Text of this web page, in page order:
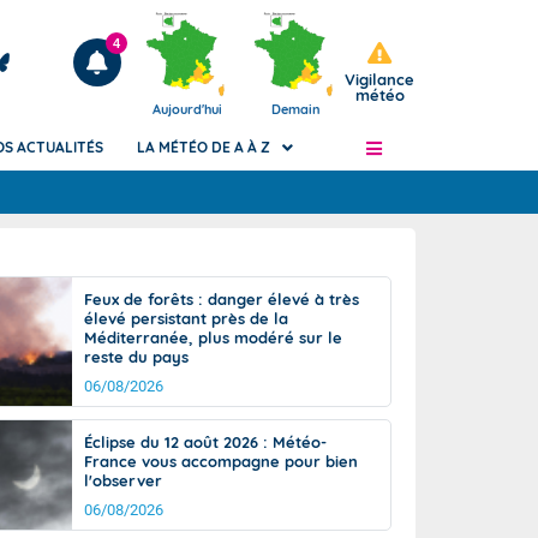
Articles
4
Aujourd'hui Demain
Vigilance
météo
de
Phénomènes dangereux de J+2 à J+7
Avertissement pluies intenses à l'échelle
des communes (Apic)
Bulletins Marine
d'avalanche
Météo des forêts
Vigicrues
ACTUALITÉS LA MÉTÉO DE A À Z
Feux de forêts : danger élevé à très
élevé persistant près de la
Méditerranée, plus modéré sur le
reste du pays
06/08/2026
Éclipse du 12 août 2026 : Météo-
France vous accompagne pour bien
l'observer
06/08/2026